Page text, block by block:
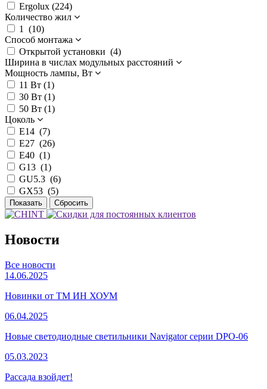
Ergolux (224)
Количество жил
1 (10)
Способ монтажа
Открытой установки (4)
Ширина в числах модульных расстояний
Мощность лампы, Вт
11 Вт (1)
30 Вт (1)
50 Вт (1)
Цоколь
E14 (7)
E27 (26)
E40 (1)
G13 (1)
GU5.3 (6)
GX53 (5)
Новости
Все новости
14.06.2025
Новинки от ТМ ИН ХОУМ
06.04.2025
Новые светодиодные светильники Navigator серии DPO-06
05.03.2023
Рассада взойдет!